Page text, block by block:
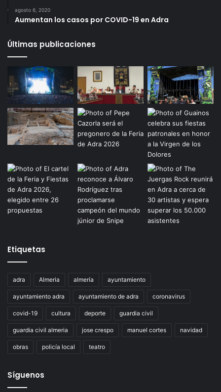
agosto 6, 2020
Aumentan los casos por COVID-19 en Adra
Últimas publicaciones
Etiquetas
adra Almeria almería ayuntamiento
ayuntamiento adra ayuntamiento de adra coronavirus
covid-19 cultura deporte guardia civil
guardia civil almeria jose crespo manuel cortes navidad
obras policía local teatro
Síguenos